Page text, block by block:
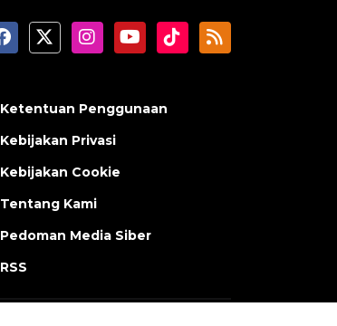
Ketentuan Penggunaan
Kebijakan Privasi
Kebijakan Cookie
Tentang Kami
Pedoman Media Siber
RSS